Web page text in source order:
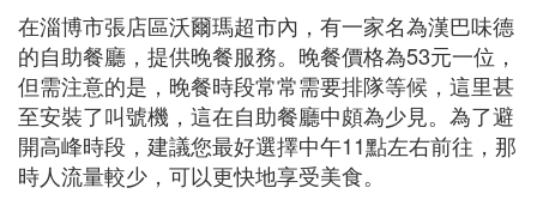
在淄博市張店區沃爾瑪超市內，有一家名為漢巴味德
的自助餐廳，提供晚餐服務。晚餐價格為53元一位，
但需注意的是，晚餐時段常常需要排隊等候，這里甚
至安裝了叫號機，這在自助餐廳中頗為少見。為了避
開高峰時段，建議您最好選擇中午11點左右前往，那
時人流量較少，可以更快地享受美食。